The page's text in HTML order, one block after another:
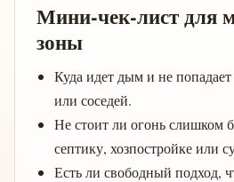
Мини-чек-лист для
зоны
Куда идет дым и не
или соседей.
Не стоит ли огонь слишком
септику, хозпостройке или
Есть ли свободный подход,